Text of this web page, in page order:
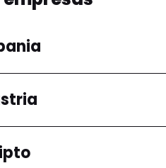
Regiones
Condado de Tirana
Regiones